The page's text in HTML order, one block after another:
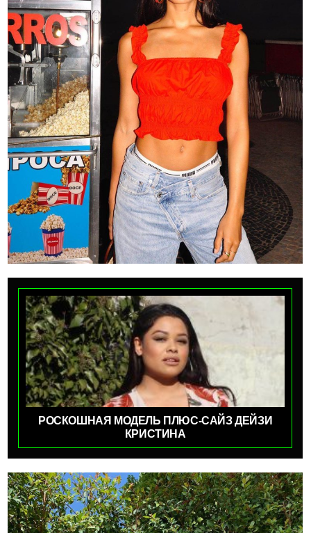
РОСКОШНАЯ МОДЕЛЬ ПЛЮС-САЙЗ ДЕЙЗИ
КРИСТИНА